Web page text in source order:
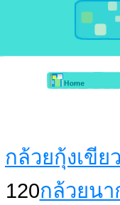
กล้วยกุ้งเขีย
120กล้วยนา